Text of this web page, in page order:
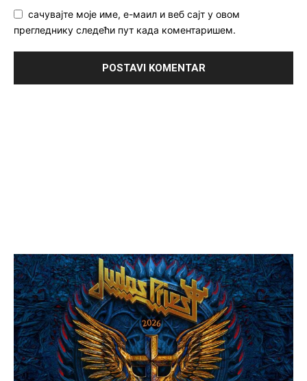
сачувајте моје име, е-маил и веб сајт у овом
прегледнику следећи пут када коментаришем.